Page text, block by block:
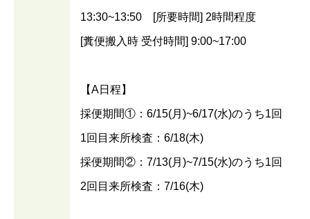
13:30~13:50 [所要時間] 2時間程度
[糞便搬入時 受付時間] 9:00~17:00
【A日程】
採便期間①：6/15(月)~6/17(水)のうち1回
1回目来所検査：6/18(木)
採便期間②：7/13(月)~7/15(水)のうち1回
2回目来所検査：7/16(木)